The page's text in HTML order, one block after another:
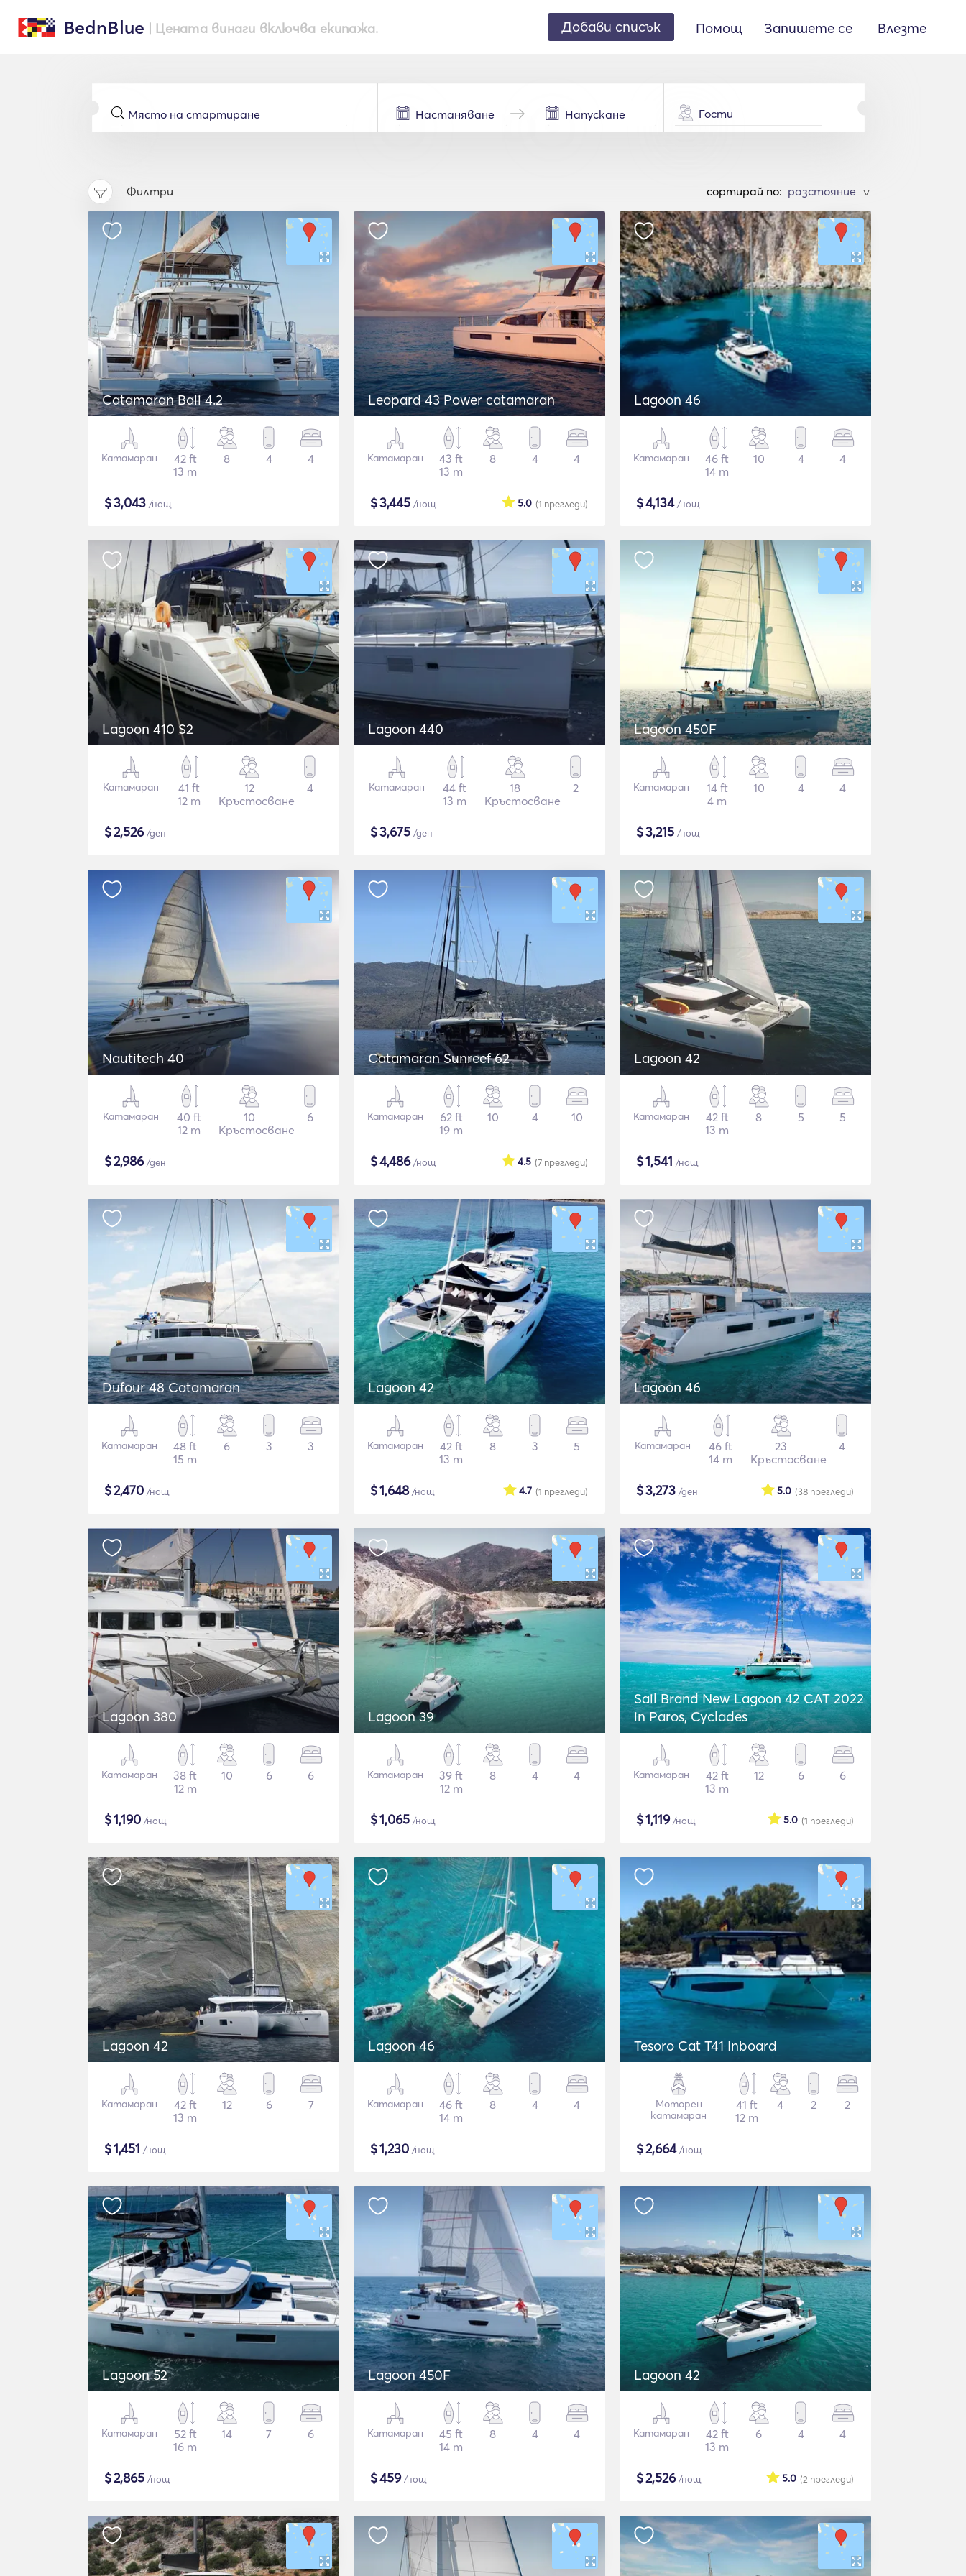
BednBlue | Цената винаги включва екипажа. Добави списък Помощ Запишете се Влезте
Гости
Филтри cортирай по: >
Catamaran Bali 4.2
Катамаран
42 ft
13 m
8 4 4
$3,043 /нощ
Leopard 43 Power catamaran
Катамаран
43 ft
13 m
8 4 4
$3,445 /нощ (1 прегледи)
5.0
Lagoon 46
Катамаран
46 ft
14 m
10 4 4
$4,134/нощ
Lagoon 410 S2
Катамаран
41 ft
12 m
12
Кръстосване
4
$2,526/ден
Lagoon 440
Катамаран
44 ft
13 m
18
Кръстосване
2
$3,675 /ден
Lagoon 450F
Катамаран
14 ft
4 m
10 4 4
$3,215 /нощ
Nautitech 40
Катамаран
40 ft
12 m
10
Кръстосване
6
$2,986/ден
Catamaran Sunreef 62
Катамаран
62 ft
19 m
10 4 10
$4,486/нощ (7 прегледи)
4.5
Lagoon 42
Катамаран
42 ft
13 m
8 5 5
$1,541 /нощ
Dufour 48 Catamaran
Катамаран
48 ft
15 m
6 3 3
$2,470 /нощ
Lagoon 42
Катамаран
42 ft
13 m
8 3 5
$1,648/нощ (1 прегледи)
4.7
Lagoon 46
Катамаран
46 ft
14 m
23
Кръстосване
4
$3,273 /ден (38 прегледи)
5.0
Lagoon 380
Катамаран
38 ft
12 m
10 6 6
$1,190 /нощ
Lagoon 39
Катамаран
39 ft
12 m
8 4 4
$1,065 /нощ
Sail Brand New Lagoon 42 CAT 2022
in Paros, Cyclades
Катамаран
42 ft
13 m
12 6 6
$1,119/нощ (1 прегледи)
5.0
Lagoon 42
Катамаран
42 ft
13 m
12 6 7
$1,451 /нощ
Lagoon 46
Катамаран
46 ft
14 m
8 4 4
$1,230 /нощ
Tesoro Cat T41 Inboard
Моторен
катамаран
41 ft
12 m
4 2 2
$2,664/нощ
Lagoon 52
Катамаран
52 ft
16 m
14 7 6
$2,865 /нощ
Lagoon 450F
Катамаран
45 ft
14 m
8 4 4
$459/нощ
Lagoon 42
Катамаран
42 ft
13 m
6 4 4
$2,526/нощ (2 прегледи)
5.0